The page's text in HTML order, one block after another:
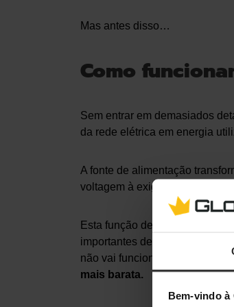
Bem-vindo à
Mas antes disso…
Como
Sem entrar em demasiados
da rede elétrica em energia
A fonte de alimentação
voltagem à exigida pelo sistema.
Esta função de fornecimento
importantes de um
não vai funcionar —
e é
mais barata.